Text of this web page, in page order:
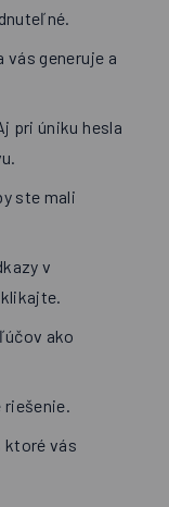
vás generuje a
pri úniku hesla
ste mali
v
ako
ktoré vás